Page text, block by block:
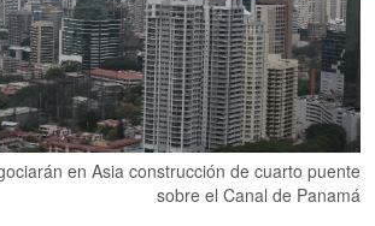
en Asia construcción de cuarto puente
sobre el Canal de Panamá